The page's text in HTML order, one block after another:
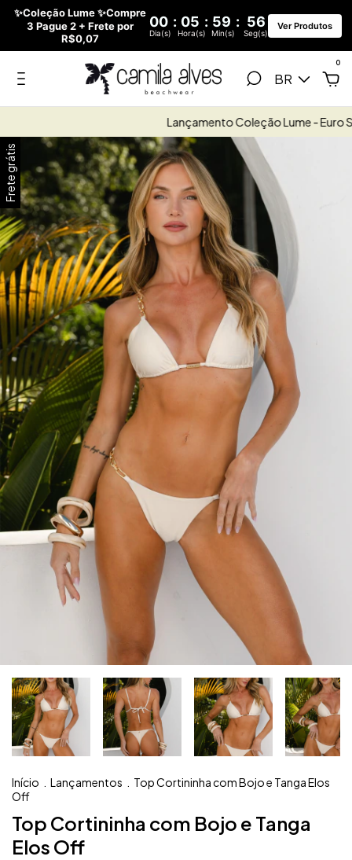
✨Coleção Lume ✨Compre
3 Pague 2 + Frete por
R$0,07
00 : 05 : 59 : 55
Dia(s) Hora(s) Min(s) Seg(s)
Ver Produtos
BR
0
Lançamento Coleção Lume - Euro
Frete grátis
Início Lançamentos
Top Cortininha com Bojo e Tanga Elos
Off
Top Cortininha com Bojo e Tanga
Elos Off